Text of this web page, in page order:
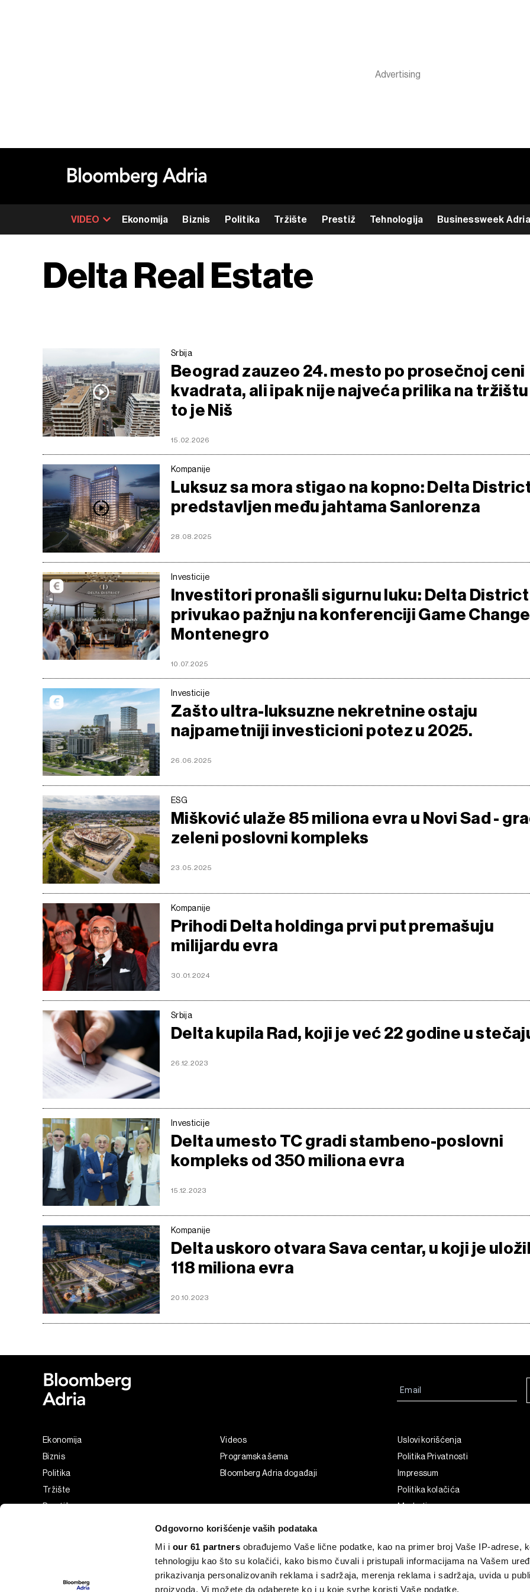
Odgovorno korišćenje vaših podataka
Mi i our 61 partners obrađujemo Vaše lične podatke, kao na primer broj Vaše IP-adrese,
tehnologiju kao što su kolačići, kako bismo čuvali i pristupali informacijama na Vašem
prikazivanja personalizovanih reklama i sadržaja, merenja reklama i sadržaja, uvida u
proizvoda. Vi možete da odaberete ko i u koje svrhe koristi Vaše podatke.
VIDEO Ekonomija Biznis Politika Tržište Prestiž Tehnologija Businessweek Adria
Delta Real Estate
Srbija
Beograd zauzeo 24. mesto po prosečnoj ceni
kvadrata, ali ipak nije najveća prilika na tržištu
to je Niš
15.02.2026
Kompanije
Luksuz sa mora stigao na kopno: Delta
predstavljen među jahtama Sanlorenza
28.08.2025
Investicije
Investitori pronašli sigurnu luku: Delta District
privukao pažnju na konferenciji Game
Montenegro
10.07.2025
Investicije
Zašto ultra-luksuzne nekretnine ostaju
najpametniji investicioni potez u 2025.
26.06.2025
ESG
Mišković ulaže 85 miliona evra u Novi Sad -
zeleni poslovni kompleks
23.05.2025
Kompanije
Prihodi Delta holdinga prvi put premašuju
milijardu evra
30.01.2024
Srbija
Delta kupila Rad, koji je već 22 godine u
26.12.2023
Investicije
Delta umesto TC gradi stambeno-poslovni
kompleks od 350 miliona evra
15.12.2023
Kompanije
Delta uskoro otvara Sava centar, u koji je
118 miliona evra
20.10.2023
Ekonomija
Biznis
Politika
Tržište
Prestiž
Videos
Programska šema
Bloomberg Adria događaji
Uslovi korišćenja
Politika Privatnosti
Impressum
Politika kolačića
Marketing